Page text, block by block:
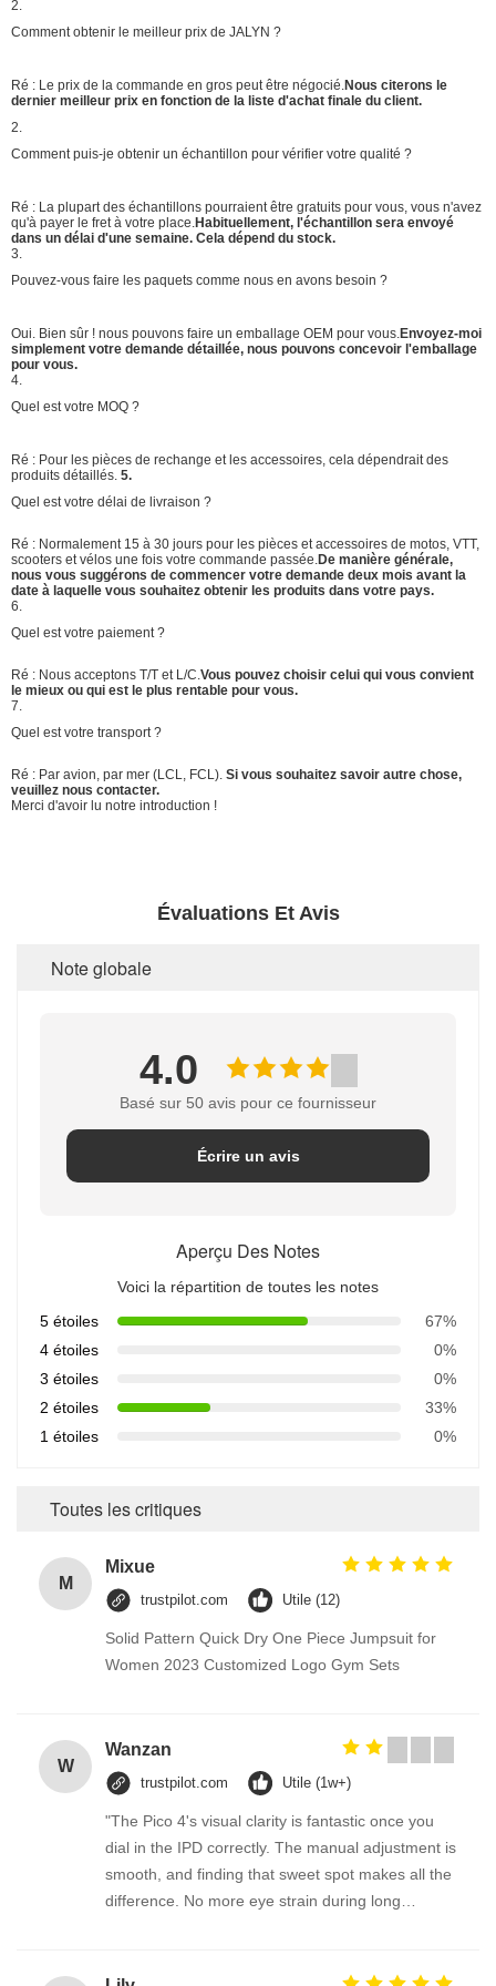
2.
Comment obtenir le meilleur prix de JALYN ?
Ré : Le prix de la commande en gros peut être négocié.Nous citerons le
dernier meilleur prix en fonction de la liste d'achat finale du client.
2.
Comment puis-je obtenir un échantillon pour vérifier votre qualité ?
Ré : La plupart des échantillons pourraient être gratuits pour vous, vous n'avez
qu'à payer le fret à votre place.Habituellement, l'échantillon sera envoyé
dans un délai d'une semaine. Cela dépend du stock.
3.
Pouvez-vous faire les paquets comme nous en avons besoin ?
Oui. Bien sûr ! nous pouvons faire un emballage OEM pour vous.Envoyez-moi
simplement votre demande détaillée, nous pouvons concevoir l'emballage
pour vous.
4.
Quel est votre MOQ ?
Ré : Pour les pièces de rechange et les accessoires, cela dépendrait des
produits détaillés. 5.
Quel est votre délai de livraison ?
Ré : Normalement 15 à 30 jours pour les pièces et accessoires de motos, VTT,
scooters et vélos une fois votre commande passée.De manière générale,
nous vous suggérons de commencer votre demande deux mois avant la
date à laquelle vous souhaitez obtenir les produits dans votre pays.
6.
Quel est votre paiement ?
Ré : Nous acceptons T/T et L/C.Vous pouvez choisir celui qui vous convient
le mieux ou qui est le plus rentable pour vous.
7.
Quel est votre transport ?
Ré : Par avion, par mer (LCL, FCL). Si vous souhaitez savoir autre chose,
veuillez nous contacter.
Merci d'avoir lu notre introduction !
Évaluations Et Avis
Note globale
4.0
Basé sur 50 avis pour ce fournisseur
Écrire un avis
Aperçu Des Notes
Voici la répartition de toutes les notes
5 étoiles
67%
4 étoiles
0%
3 étoiles
0%
2 étoiles
33%
1 étoiles
0%
Toutes les critiques
M
Mixue
trustpilot.com Utile (12)
Solid Pattern Quick Dry One Piece Jumpsuit for
Women 2023 Customized Logo Gym Sets
W
Wanzan
trustpilot.com Utile (1w+)
"The Pico 4's visual clarity is fantastic once you
dial in the IPD correctly. The manual adjustment is
smooth, and finding that sweet spot makes all the
difference. No more eye strain during long
fantastic once you dial in the IPD correctly. The